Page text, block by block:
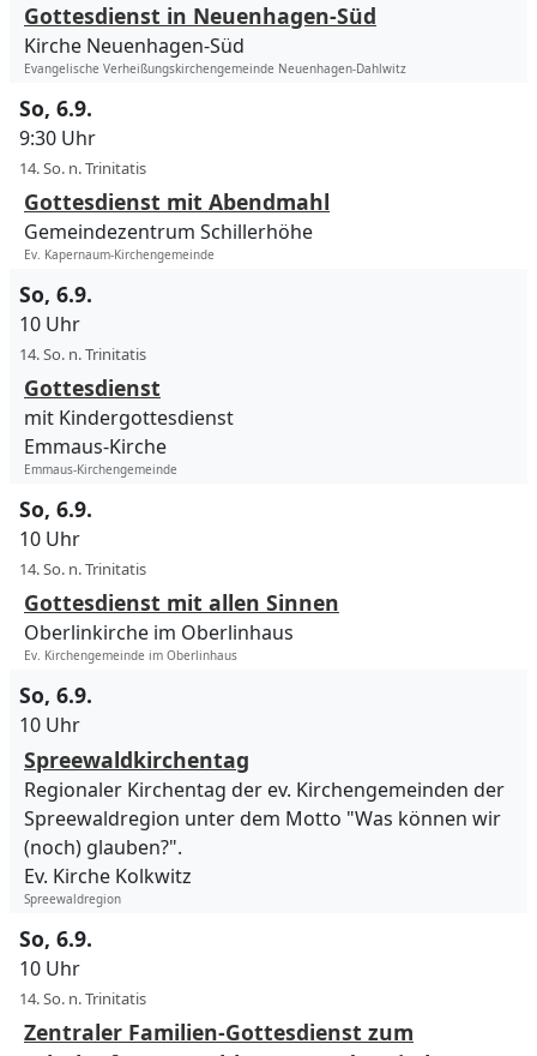
Gottesdienst in Neuenhagen-Süd
Kirche Neuenhagen-Süd
Evangelische Verheißungskirchengemeinde Neuenhagen-Dahlwitz
So, 6.9.
9:30 Uhr
14. So. n. Trinitatis
Gottesdienst mit Abendmahl
Gemeindezentrum Schillerhöhe
Ev. Kapernaum-Kirchengemeinde
So, 6.9.
10 Uhr
14. So. n. Trinitatis
Gottesdienst
mit Kindergottesdienst
Emmaus-Kirche
Emmaus-Kirchengemeinde
So, 6.9.
10 Uhr
14. So. n. Trinitatis
Gottesdienst mit allen Sinnen
Oberlinkirche im Oberlinhaus
Ev. Kirchengemeinde im Oberlinhaus
So, 6.9.
10 Uhr
Spreewaldkirchentag
Regionaler Kirchentag der ev. Kirchengemeinden der
Spreewaldregion unter dem Motto "Was können wir
(noch) glauben?".
Ev. Kirche Kolkwitz
Spreewaldregion
So, 6.9.
10 Uhr
14. So. n. Trinitatis
Zentraler Familien-Gottesdienst zum